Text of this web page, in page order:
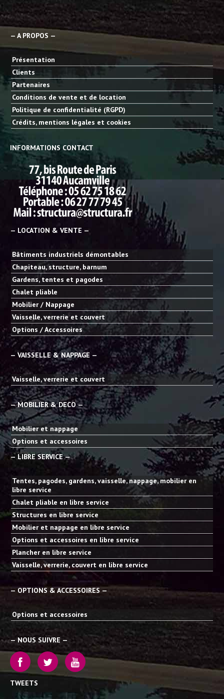
— A PROPOS —
Présentation
Clients
Partenaires
Conditions de vente et de location
Politique de confidentialité (RGPD)
Crédits, mentions légales et cookies
INFORMATIONS CONTACT
— LOCATION & VENTE —
Bâtiments industriels démontables
Chapiteau, structure, barnum
Gardens, tentes et pagodes
Chalet pliable
Mobilier / Nappage
Vaisselle, verrerie et couvert
Options / Accessoires
— VAISSELLE & NAPPAGE —
Vaisselle, verrerie et couvert
— MOBILIER & DECO —
Mobilier et nappage
Options et accessoires
— LIBRE SERVICE —
Tentes, pagodes, gardens, vaisselle, nappage, mobilier en
libre service
Chalet pliable en libre service
Structures en libre service
Mobilier et nappage en libre service
Options et accessoires en libre service
Plancher en libre service
Vaisselle, verrerie, couvert en libre service
— OPTIONS & ACCESSOIRES —
Options et accessoires
— NOUS SUIVRE —
TWEETS